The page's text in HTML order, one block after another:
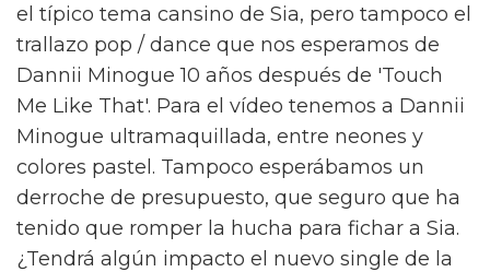
el típico tema cansino de Sia, pero tampoco el
trallazo pop / dance que nos esperamos de
Dannii Minogue 10 años después de 'Touch
Me Like That'. Para el vídeo tenemos a Dannii
Minogue ultramaquillada, entre neones y
colores pastel. Tampoco esperábamos un
derroche de presupuesto, que seguro que ha
tenido que romper la hucha para fichar a Sia.
¿Tendrá algún impacto el nuevo single de la